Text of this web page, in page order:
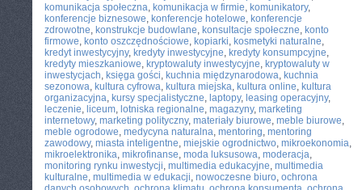
komunikacja społeczna, komunikacja w firmie, komunikatory,
konferencje biznesowe, konferencje hotelowe, konferencje
zdrowotne, konstrukcje budowlane, konsultacje społeczne, konto
firmowe, konto oszczędnościowe, kopiarki, kosmetyki naturalne,
kredyt inwestycyjny, kredyty inwestycyjne, kredyty konsumpcyjne,
kredyty mieszkaniowe, kryptowaluty inwestycyjne, kryptowaluty w
inwestycjach, księga gości, kuchnia międzynarodowa, kuchnia
sezonowa, kultura cyfrowa, kultura miejska, kultura online, kultura
organizacyjna, kursy specjalistyczne, laptopy, leasing operacyjny,
leczenie, liceum, lotniska regionalne, magazyny, marketing
internetowy, marketing polityczny, materiały biurowe, meble biurowe,
meble ogrodowe, medycyna naturalna, mentoring, mentoring
zawodowy, miasta inteligentne, miejskie ogrodnictwo, mikroekonomia,
mikroelektronika, mikrofinanse, moda luksusowa, moderacja,
monitoring rynku inwestycji, multimedia edukacyjne, multimedia
kulturalne, multimedia w edukacji, nowoczesne biuro, ochrona